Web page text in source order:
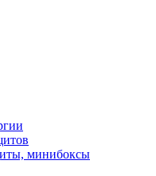
минибоксы